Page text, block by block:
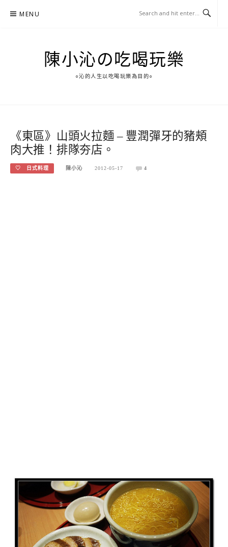
MENU
陳小沁の吃喝玩樂
○沁的人生以吃喝玩樂為目的○
《東區》山頭火拉麵 – 豐潤彈牙的豬頰
肉大推！排隊夯店。
♡ 日式料理 陳小沁 2012-05-17 4